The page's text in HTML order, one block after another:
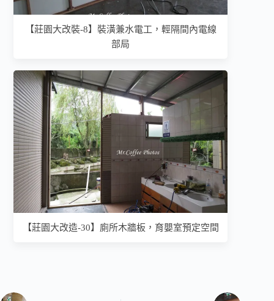
【莊園大改裝-8】裝潢兼水電工，輕隔間內電線
部局
【莊園大改造-30】廁所木牆板，育嬰室預定空間